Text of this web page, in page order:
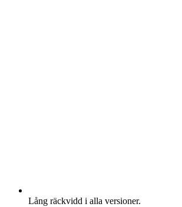
Lång räckvidd i alla versioner.